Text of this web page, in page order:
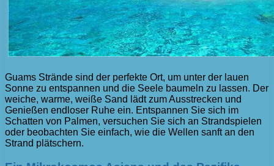
Guams Strände sind der perfekte Ort, um unter der lauen
Sonne zu entspannen und die Seele baumeln zu lassen. Der
weiche, warme, weiße Sand lädt zum Ausstrecken und
Genießen endloser Ruhe ein. Entspannen Sie sich im
Schatten von Palmen, versuchen Sie sich an Strandspielen
oder beobachten Sie einfach, wie die Wellen sanft an den
Strand plätschern.